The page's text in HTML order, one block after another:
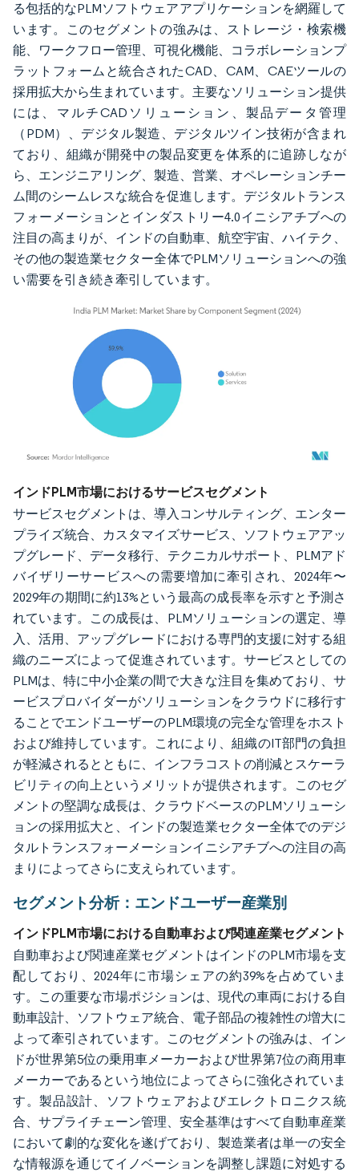
る包括的なPLMソフトウェアアプリケーションを網羅して
います。このセグメントの強みは、ストレージ・検索機
能、ワークフロー管理、可視化機能、コラボレーションプ
ラットフォームと統合されたCAD、CAM、CAEツールの
採用拡大から生まれています。主要なソリューション提供
には、マルチCADソリューション、製品データ管理
（PDM）、デジタル製造、デジタルツイン技術が含まれ
ており、組織が開発中の製品変更を体系的に追跡しなが
ら、エンジニアリング、製造、営業、オペレーションチー
ム間のシームレスな統合を促進します。デジタルトランス
フォーメーションとインダストリー4.0イニシアチブへの
注目の高まりが、インドの自動車、航空宇宙、ハイテク、
その他の製造業セクター全体でPLMソリューションへの強
い需要を引き続き牽引しています。
画像 © Mordor Intelligence。再利用にはCC BY 4.0の表示が必要です。
インドPLM市場におけるサービスセグメント
サービスセグメントは、導入コンサルティング、エンター
プライズ統合、カスタマイズサービス、ソフトウェアアッ
プグレード、データ移行、テクニカルサポート、PLMアド
バイザリーサービスへの需要増加に牽引され、2024年〜
2029年の期間に約13%という最高の成長率を示すと予測さ
れています。この成長は、PLMソリューションの選定、導
入、活用、アップグレードにおける専門的支援に対する組
織のニーズによって促進されています。サービスとしての
PLMは、特に中小企業の間で大きな注目を集めており、サ
ービスプロバイダーがソリューションをクラウドに移行す
ることでエンドユーザーのPLM環境の完全な管理をホスト
および維持しています。これにより、組織のIT部門の負担
が軽減されるとともに、インフラコストの削減とスケーラ
ビリティの向上というメリットが提供されます。このセグ
メントの堅調な成長は、クラウドベースのPLMソリューシ
ョンの採用拡大と、インドの製造業セクター全体でのデジ
タルトランスフォーメーションイニシアチブへの注目の高
まりによってさらに支えられています。
セグメント分析：エンドユーザー産業別
インドPLM市場における自動車および関連産業セグメント
自動車および関連産業セグメントはインドのPLM市場を支
配しており、2024年に市場シェアの約39%を占めていま
す。この重要な市場ポジションは、現代の車両における自
動車設計、ソフトウェア統合、電子部品の複雑性の増大に
よって牽引されています。このセグメントの強みは、イン
ドが世界第5位の乗用車メーカーおよび世界第7位の商用車
メーカーであるという地位によってさらに強化されていま
す。製品設計、ソフトウェアおよびエレクトロニクス統
合、サプライチェーン管理、安全基準はすべて自動車産業
において劇的な変化を遂げており、製造業者は単一の安全
な情報源を通じてイノベーションを調整し課題に対処する